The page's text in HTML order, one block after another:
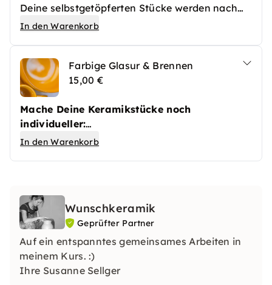
Deine selbstgetöpferten Stücke werden nach
dem Kurs von uns mit einer transparenten
Oberfläche.
In den Warenkorb
Farbige Glasur & Brennen
15,00 €
Mache Deine Keramikstücke noch
individueller:
Wir glasieren und brennen Deine Werke mit
brillante Farben.
In den Warenkorb
Wunschkeramik
Geprüfter Partner
Auf ein entspanntes gemeinsames Arbeiten in
meinem Kurs. :)
Ihre Susanne Sellger